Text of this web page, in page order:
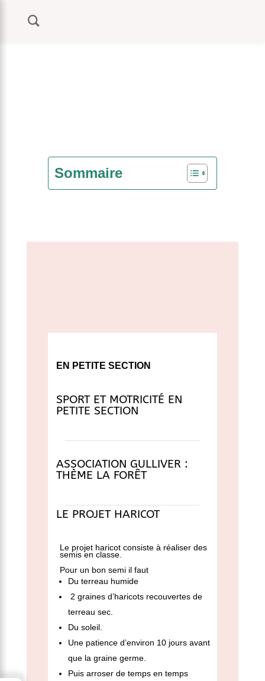
Sommaire
EN PETITE SECTION
SPORT ET MOTRICITÉ EN
PETITE SECTION
ASSOCIATION GULLIVER :
THÈME LA FORÊT
LE PROJET HARICOT
Le projet haricot consiste à réaliser des
semis en classe.
Pour un bon semi il faut
Du terreau humide
2 graines d’haricots recouvertes de
terreau sec.
Du soleil.
Une patience d’environ 10 jours avant
que la graine germe.
Puis arroser de temps en temps